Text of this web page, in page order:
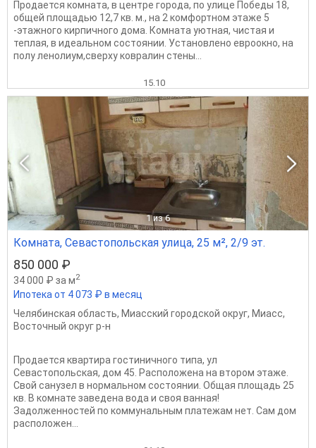
Продается комната, в центре города, по улице Победы 18,
общей площадью 12,7 кв. м., на 2 комфортном этаже 5
-этажного кирпичного дома. Комната уютная, чистая и
теплая, в идеальном состоянии. Установлено евроокно, на
полу ленолиум,сверху ковралин стены...
15.10
1 из 6
Комната, Севастопольская улица, 25 м², 2/9 эт.
850 000 ₽
34 000 ₽ за м2
Ипотека от 4 073 ₽ в месяц
Челябинская область, Миасский городской округ, Миасс,
Восточный округ р-н
Продается квартира гостиничного типа, ул
Севастопольская, дом 45. Расположена на втором этаже.
Свой санузел в нормальном состоянии. Общая площадь 25
кв. В комнате заведена вода и своя ванная!
Задолженностей по коммунальным платежам нет. Сам дом
расположен...